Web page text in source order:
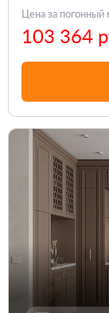
Цена за погонный
103 364